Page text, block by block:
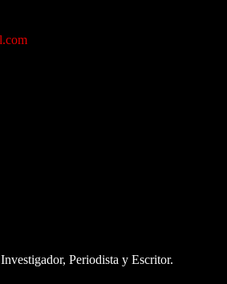
Periodista y Escritor.